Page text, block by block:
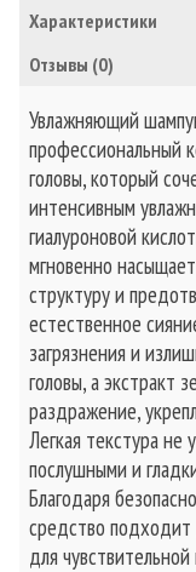
Характеристики
Отзывы (0)
Увлажняющий
профессиональный
головы, который
интенсивным
гиалуроновой
мгновенно
структуру и
естественное
загрязнения и
головы, а экстракт
раздражение,
Легкая текстура не
послушными и
Благодаря
средство подходит
для